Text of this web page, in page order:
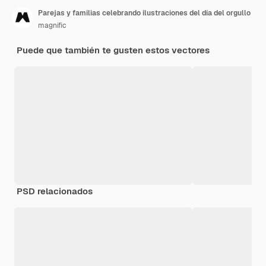
Parejas y familias celebrando ilustraciones del día del orgullo
magnific
Puede que también te gusten estos vectores
PSD relacionados